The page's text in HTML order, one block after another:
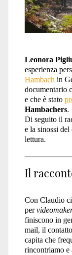
Leonora
esperienza
Hambach in
documentario
e che è stato
Hambachers.
Di seguito il
e la sinossi
lettura.
Il
Con Claudio
per
finiscono in
mail, il
capita che
rincontriamo e